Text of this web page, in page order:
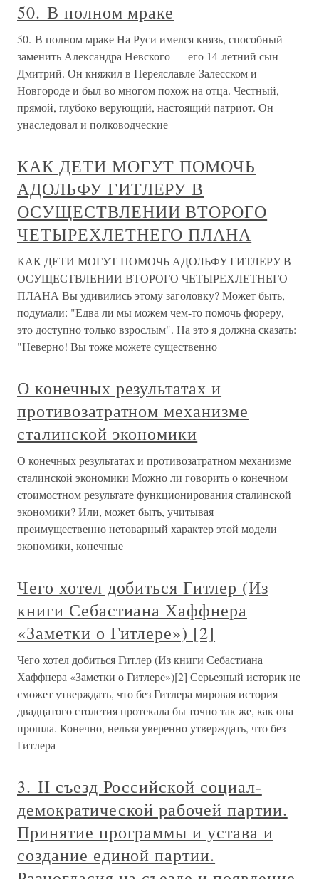
50. В полном мраке
50. В полном мраке На Руси имелся князь, способный
заменить Александра Невского — его 14-летний сын
Дмитрий. Он княжил в Переяславле-Залесском и
Новгороде и был во многом похож на отца. Честный,
прямой, глубоко верующий, настоящий патриот. Он
унаследовал и полководческие
КАК ДЕТИ МОГУТ ПОМОЧЬ
АДОЛЬФУ ГИТЛЕРУ В
ОСУЩЕСТВЛЕНИИ ВТОРОГО
ЧЕТЫРЕХЛЕТНЕГО ПЛАНА
КАК ДЕТИ МОГУТ ПОМОЧЬ АДОЛЬФУ ГИТЛЕРУ В
ОСУЩЕСТВЛЕНИИ ВТОРОГО ЧЕТЫРЕХЛЕТНЕГО
ПЛАНА Вы удивились этому заголовку? Может быть,
подумали: "Едва ли мы можем чем-то помочь фюреру,
это доступно только взрослым". На это я должна сказать:
"Неверно! Вы тоже можете существенно
О конечных результатах и
противозатратном механизме
сталинской экономики
О конечных результатах и противозатратном механизме
сталинской экономики Можно ли говорить о конечном
стоимостном результате функционирования сталинской
экономики? Или, может быть, учитывая
преимущественно нетоварный характер этой модели
экономики, конечные
Чего хотел добиться Гитлер (Из
книги Себастиана Хаффнера
«Заметки о Гитлере») [2]
Чего хотел добиться Гитлер (Из книги Себастиана
Хаффнера «Заметки о Гитлере»)[2] Серьезный историк не
сможет утверждать, что без Гитлера мировая история
двадцатого столетия протекала бы точно так же, как она
прошла. Конечно, нельзя уверенно утверждать, что без
Гитлера
3. II съезд Российской социал-
демократической рабочей партии.
Принятие программы и устава и
создание единой партии.